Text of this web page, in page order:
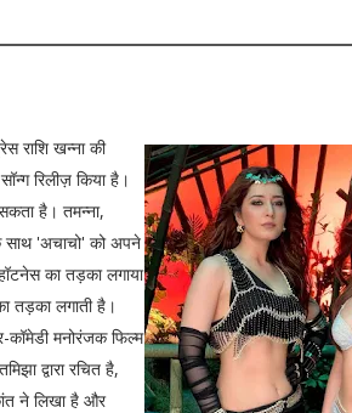
राशि खन्ना की
रिलीज़ किया है।
है। तमन्ना,
साथ 'अचाचो' को अपने
का तड़का लगाया
तड़का लगाती है।
मनोरंजक फिल्म
द्वारा रचित है,
ने लिखा है और